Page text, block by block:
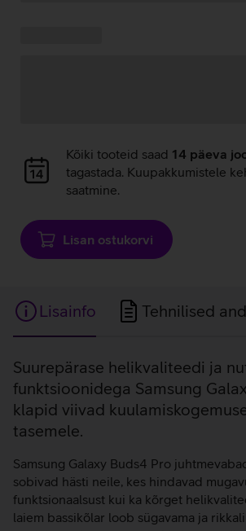
Andmete
laadimine
Kõiki tooteid saad 14 päeva
tagastada. Kuupakkumistele
saatmine.
Lisan ostukorvi
Lisainfo Tehnilised
Lisainfo
Suurepärase helikvaliteedi ja
funktsioonidega Samsung
klapid viivad
tasemele.
Samsung Galaxy Buds4 Pro
sobivad hästi neile, kes hindavad
funktsionaalsust kui ka kõrget
laiem bassikõlar loob sügavama ja